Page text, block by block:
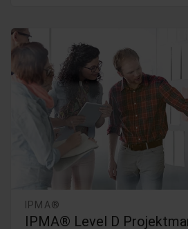
IPMA®
IPMA® Level D